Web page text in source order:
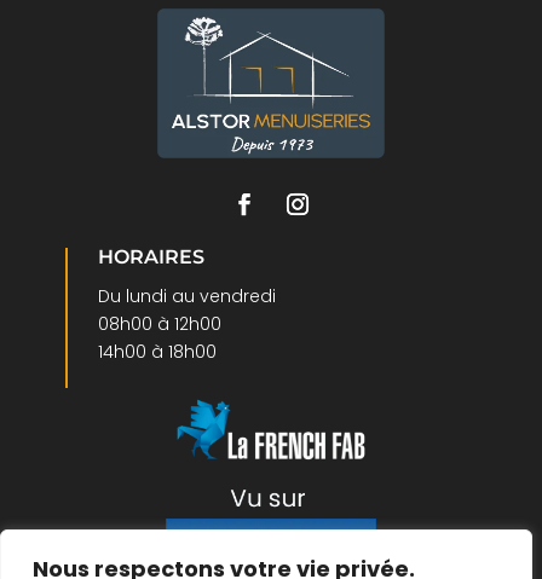
Nous respectons votre vie privée.
HORAIRES
Du lundi au vendredi
08h00 à 12h00
14h00 à 18h00